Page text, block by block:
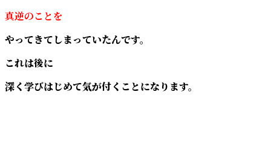
真逆のことを
やってきてしまっていたんです。
これは後に
深く学びはじめて気が付くことになります。